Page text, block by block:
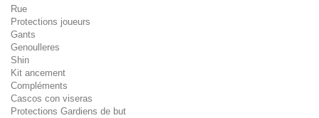
Rue
Protections joueurs
Gants
Genoulleres
Shin
Kit ancement
Compléments
Cascos con viseras
Protections Gardiens de but